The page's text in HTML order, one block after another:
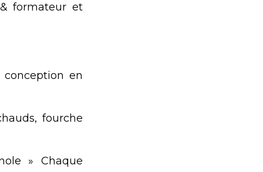
formateur et
conception en
fourche
» Chaque